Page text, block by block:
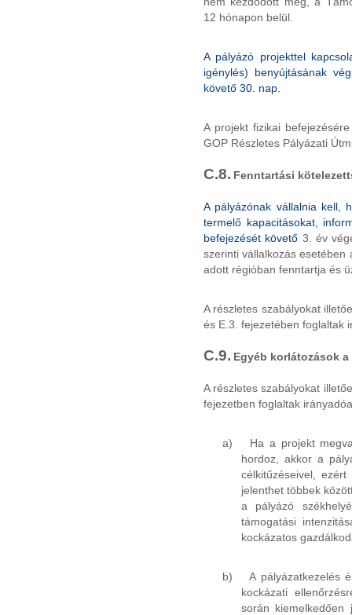
12 hónapon belül.
A pályázó projekttel
igénylés) benyújtásának
követő 30. nap.
A projekt fizikai
GOP Részletes Pályázati
C.8. Fenntartási
A pályázónak vállalnia kell,
termelő kapacitásokat,
befejezését követő 3.
év
szerinti vállalkozás
adott régióban fenntartja és
A részletes szabályokat
és E.3. fejezetében foglaltak
C.9. Egyéb korlátozások
A részletes szabályokat
fejezetben foglaltak
a)
Ha a projekt
hordoz, akkor a
célkitűzéseivel,
jelenthet többek
a pályázó
támogatási
kockázatos
b)
A pályázatkezelés
kockázati
során